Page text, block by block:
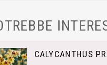
CALYCANTHUS